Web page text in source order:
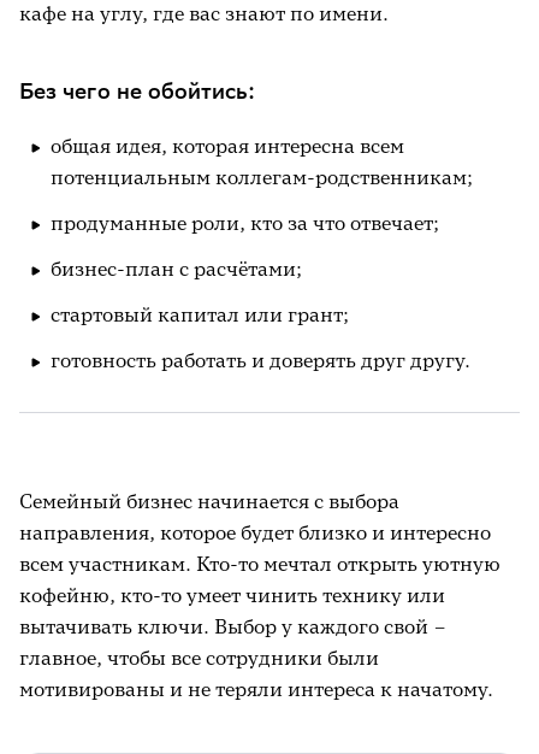
кафе на углу, где вас знают по имени.
Без чего не обойтись:
общая идея, которая интересна всем
потенциальным коллегам-родственникам;
продуманные роли, кто за что отвечает;
бизнес-план с расчётами;
стартовый капитал или грант;
готовность работать и доверять друг другу.
Семейный бизнес начинается с выбора
направления, которое будет близко и интересно
всем участникам. Кто-то мечтал открыть уютную
кофейню, кто-то умеет чинить технику или
вытачивать ключи. Выбор у каждого свой –
главное, чтобы все сотрудники были
мотивированы и не теряли интереса к начатому.